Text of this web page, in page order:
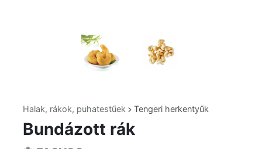
Halak, rákok, puhatestűek Tengeri herkentyűk
Bundázott rák